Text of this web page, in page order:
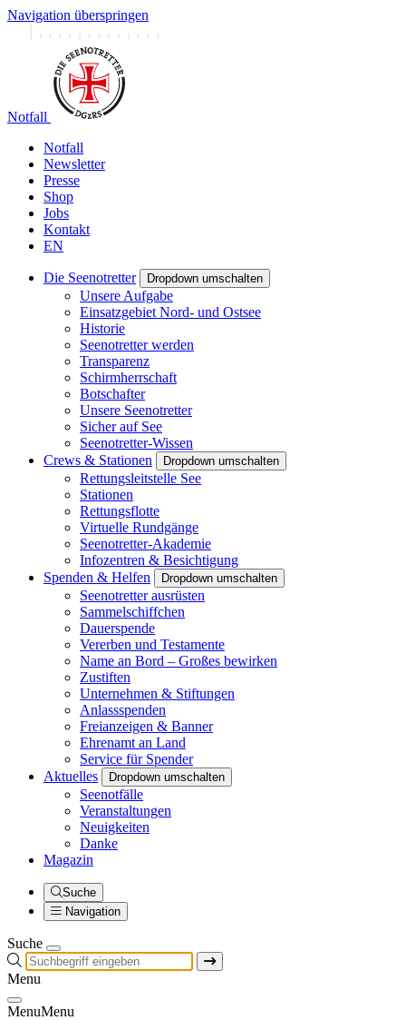
Navigation überspringen
Notfall
Notfall
Newsletter
Presse
Shop
Jobs
Kontakt
EN
Die Seenotretter Dropdown umschalten
Unsere Aufgabe
Einsatzgebiet Nord- und Ostsee
Historie
Seenotretter werden
Transparenz
Schirmherrschaft
Botschafter
Unsere Seenotretter
Sicher auf See
Seenotretter-Wissen
Crews & Stationen
Dropdown umschalten
Rettungsleitstelle See
Stationen
Rettungsflotte
Virtuelle Rundgänge
Seenotretter-Akademie
Infozentren & Besichtigung
Spenden & Helfen
Dropdown umschalten
Seenotretter ausrüsten
Sammelschiffchen
Dauerspende
Vererben und Testamente
Name an Bord – Großes bewirken
Zustiften
Unternehmen & Stiftungen
Anlassspenden
Freianzeigen & Banner
Ehrenamt an Land
Service für Spender
Aktuelles
Dropdown umschalten
Seenotfälle
Veranstaltungen
Neuigkeiten
Danke
Magazin
Suche
Navigation
Suche
Menu
MenuMenu